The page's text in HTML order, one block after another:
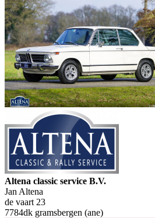
Altena classic service B.V.
Jan Altena
de vaart 23
7784dk gramsbergen (ane)